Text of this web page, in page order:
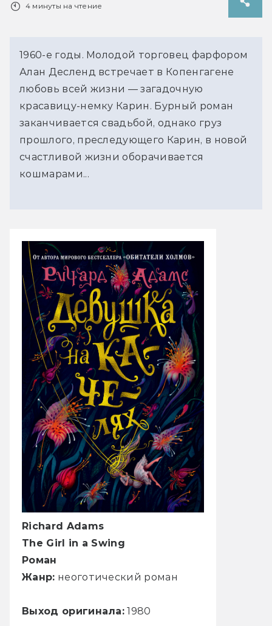
4 минуты на чтение
1960-е годы. Молодой торговец фарфором
Алан Десленд встречает в Копенгагене
любовь всей жизни — загадочную
красавицу-немку Карин. Бурный роман
заканчивается свадьбой, однако груз
прошлого, преследующего Карин, в новой
счастливой жизни оборачивается
кошмарами...
Richard Adams
The Girl in a Swing
Роман
Жанр: неоготический роман
Выход оригинала: 1980